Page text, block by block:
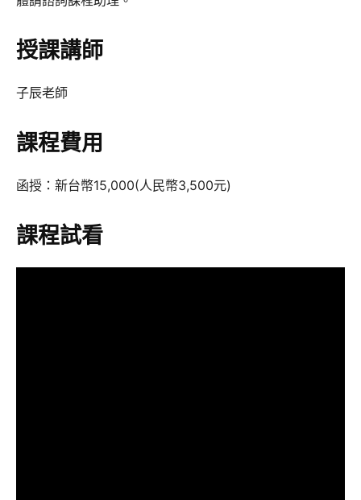
授課講師
子辰老師
課程費用
函授：新台幣15,000(人民幣3,500元)
課程試看